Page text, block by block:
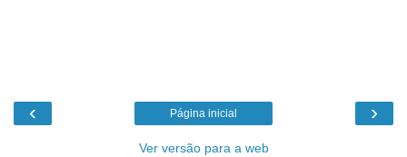
‹ ›
Página inicial
Ver versão para a web